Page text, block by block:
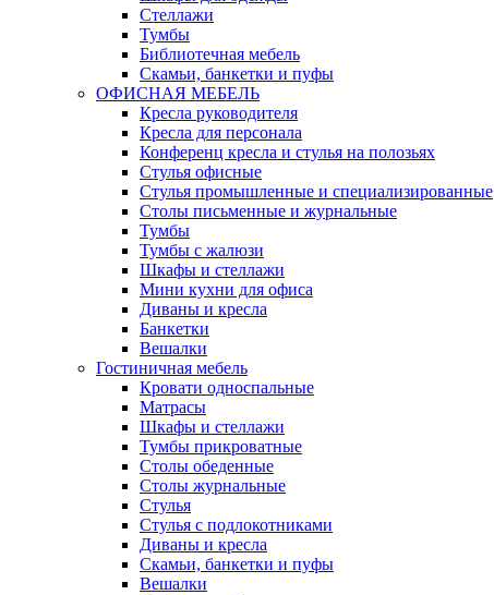
Стеллажи
Тумбы
Библиотечная мебель
Скамьи, банкетки и пуфы
ОФИСНАЯ МЕБЕЛЬ
Кресла руководителя
Кресла для персонала
Конференц кресла и стулья на полозьях
Стулья офисные
Стулья промышленные и специализированные
Столы письменные и журнальные
Тумбы
Тумбы с жалюзи
Шкафы и стеллажи
Мини кухни для офиса
Диваны и кресла
Банкетки
Вешалки
Гостиничная мебель
Кровати односпальные
Матрасы
Шкафы и стеллажи
Тумбы прикроватные
Столы обеденные
Столы журнальные
Стулья
Стулья с подлокотниками
Диваны и кресла
Скамьи, банкетки и пуфы
Вешалки